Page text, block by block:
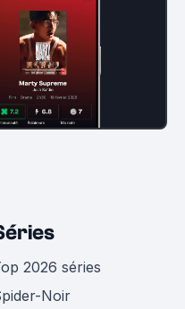
2026 séries
Noir